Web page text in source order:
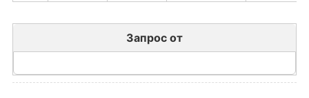
Запрос от